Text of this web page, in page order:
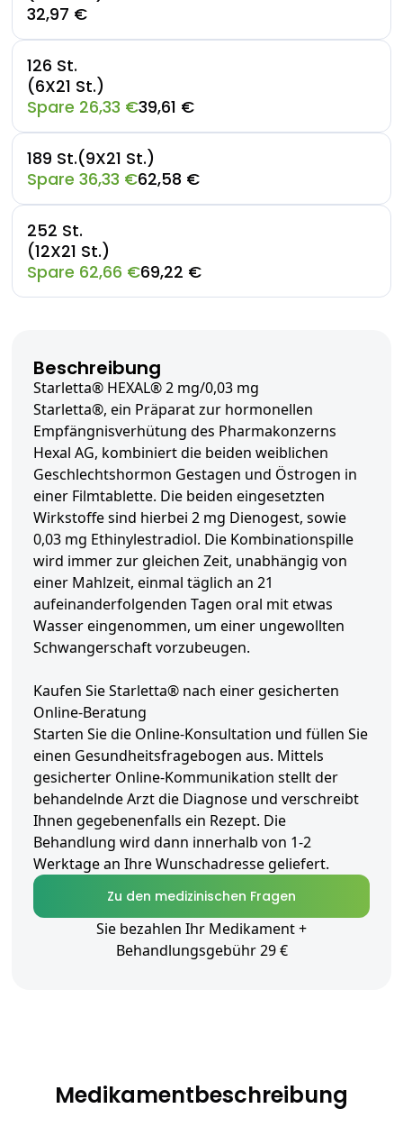
32,97 €
126 St.
(6X21 St.)
Spare 26,33 €39,61 €
189 St.(9X21 St.)
Spare 36,33 €62,58 €
252 St.
(12X21 St.)
Spare 62,66 €69,22 €
Beschreibung
Starletta® HEXAL® 2 mg/0,03 mg
Starletta®, ein Präparat zur hormonellen
Empfängnisverhütung des Pharmakonzerns
Hexal AG, kombiniert die beiden weiblichen
Geschlechtshormon Gestagen und Östrogen in
einer Filmtablette. Die beiden eingesetzten
Wirkstoffe sind hierbei 2 mg Dienogest, sowie
0,03 mg Ethinylestradiol. Die Kombinationspille
wird immer zur gleichen Zeit, unabhängig von
einer Mahlzeit, einmal täglich an 21
aufeinanderfolgenden Tagen oral mit etwas
Wasser eingenommen, um einer ungewollten
Schwangerschaft vorzubeugen.
Kaufen Sie Starletta® nach einer gesicherten
Online-Beratung
Starten Sie die Online-Konsultation und füllen Sie
einen Gesundheitsfragebogen aus. Mittels
gesicherter Online-Kommunikation stellt der
behandelnde Arzt die Diagnose und verschreibt
Ihnen gegebenenfalls ein Rezept. Die
Behandlung wird dann innerhalb von 1-2
Werktage an Ihre Wunschadresse geliefert.
Zu den medizinischen Fragen
Sie bezahlen Ihr Medikament +
Behandlungsgebühr 29 €
Medikamentbeschreibung